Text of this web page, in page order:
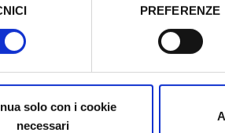
PREFERENZE
solo con i cookie
necessari
Municipalité